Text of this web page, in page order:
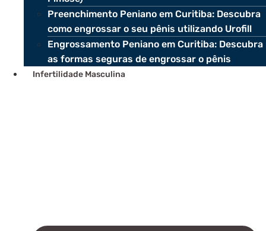
Preenchimento Peniano em Curitiba: Descubra
como engrossar o seu pênis utilizando Urofill
Engrossamento Peniano em Curitiba: Descubra
as formas seguras de engrossar o pênis
Infertilidade Masculina